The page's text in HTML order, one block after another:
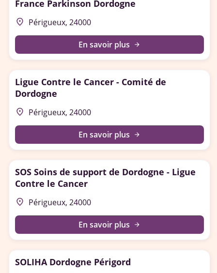
France Parkinson Dordogne
place Périgueux, 24000
En savoir plus arrow_forward
Ligue Contre le Cancer - Comité de
Dordogne
place Périgueux, 24000
En savoir plus arrow_forward
SOS Soins de support de Dordogne - Ligue
Contre le Cancer
place Périgueux, 24000
En savoir plus arrow_forward
SOLIHA Dordogne Périgord